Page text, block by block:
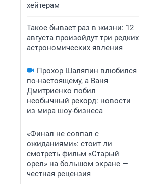
хейтерам
Такое бывает раз в жизни: 12
августа произойдут три редких
астрономических явления
Прохор Шаляпин влюбился
по-настоящему, а Ваня
Дмитриенко побил
необычный рекорд: новости
из мира шоу-бизнеса
«Финал не совпал с
ожиданиями»: стоит ли
смотреть фильм «Старый
орел» на большом экране —
честная рецензия